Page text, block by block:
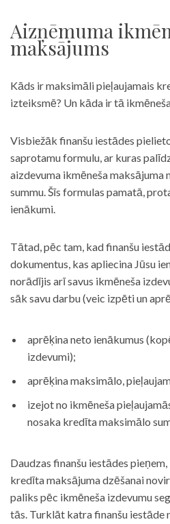
Aizņēmuma
maksājums
Kāds ir maksimāli pieļaujamais
izteiksmē? Un kāda ir tā
Visbiežāk finanšu iestādes
saprotamu formulu, ar kuras
aizdevuma ikmēneša maksājuma
summu. Šīs formulas pamatā,
ienākumi.
Tātad, pēc tam, kad finanšu
dokumentus, kas apliecina Jūsu
norādījis arī savus ikmēneša
sāk savu darbu (veic izpēti un
aprēķina neto ienākumus
izdevumi);
aprēķina maksimālo,
izejot no ikmēneša
nosaka kredīta maksimālo
Daudzas finanšu iestādes
kredīta maksājuma dzēšanai
paliks pēc ikmēneša izdevumu
tās. Turklāt katra finanšu iestāde